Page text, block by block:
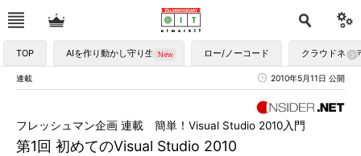
TOP AIを作り動かし守り生かす ロー/ノーコード クラウドネイ
連載 2010年5月11日 公開
第1回 初めてのVisual Studio 2010
フレッシュマン企画 連載 簡単！Visual Studio 2010入門